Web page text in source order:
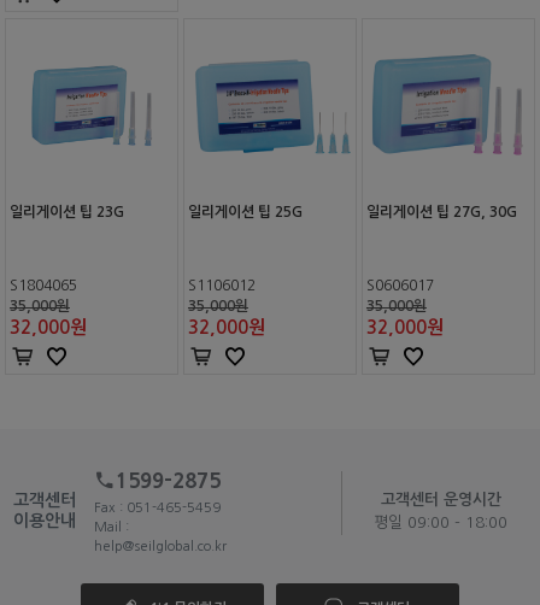
일리게이션 팁 23G
S1804065
35,000원
32,000원
일리게이션 팁 25G
S1106012
35,000원
32,000원
일리게이션 팁 27G, 30G
S0606017
35,000원
32,000원
고객센터
이용안내
1599-2875
Fax : 051-465-5459
Mail :
help@seilglobal.co.kr
고객센터 운영시간
평일 09:00 - 18:00